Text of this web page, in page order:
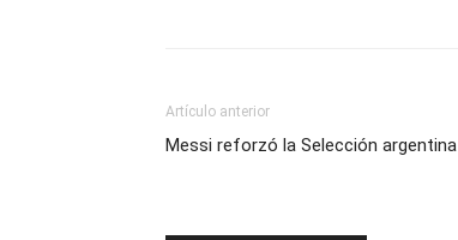
Artículo anterior
Messi reforzó la Selección argentina